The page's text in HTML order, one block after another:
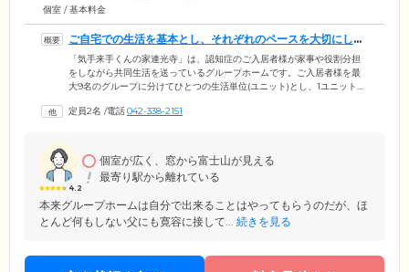
個室 / 基本料金
ご自宅での生活を基本とし、それぞれのペースを大切にした
ケアを提供します
「気手来手くんの家連光寺」は、認知症のご入居者様が家事や役割分担
をしながら共同生活を送っているグループホームです。ご入居者様を最
大9名のグループに分けてひとつの生活単位(ユニット)とし、1ユニットご
ッフとご入居者様が自然と親密になり、きめ細やかな介護ケアが可能に
す。ご自宅で過ごされてきた生活を基本とし、お一人おひとりのペース
を大切にしながら、穏やかな共同生活を送れるよう支援いたします。
定員2名 /電話042-338-2151
4.2
個室が広く、窓から富士山が見える
最寄り駅から離れている
本来グループホームは自分で出来ることはやってもらうのだが、ほ
とんど何もしない父にも寛容に接して... 続きを見る